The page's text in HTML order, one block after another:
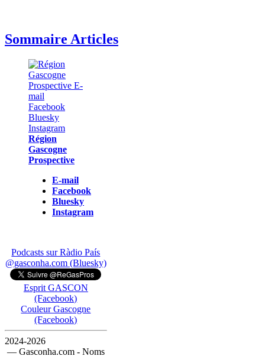
Sommaire Articles
Région
Gascogne
Prospective
E-mail
Facebook
Bluesky
Instagram
Podcasts sur Ràdio País
@gasconha.com (Bluesky)
Esprit GASCON
(Facebook)
Couleur Gascogne
(Facebook)
2024-2026
— Gasconha.com - Noms